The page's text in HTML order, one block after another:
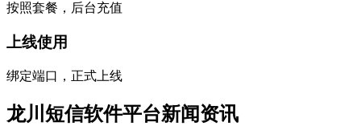
按照套餐，后台充值
上线使用
绑定端口，正式上线
龙川短信软件平台新闻资讯